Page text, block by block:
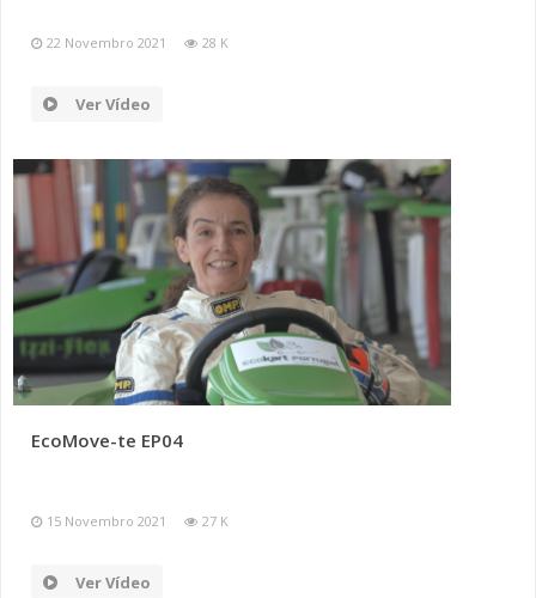
22 Novembro 2021 28 K
Ver Vídeo
EcoMove-te EP04
15 Novembro 2021 27 K
Ver Vídeo